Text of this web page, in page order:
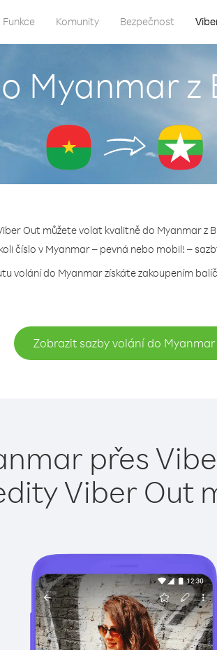
Funkce Komunity Bezpečnost
Myanmar z
Out můžete volat kvalitně do Myanmar z
číslo v Myanmar – pevná nebo mobil! –
volání do Myanmar získáte zakoupením
Zobrazit sazby volání do Myanmar
přes
Viber Out